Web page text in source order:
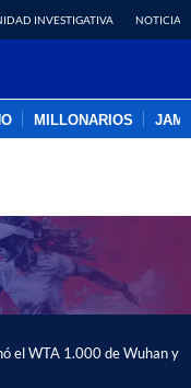
INVESTIGATIVA NOTICIAS
MILLONARIOS
el WTA 1.000 de Wuhan y